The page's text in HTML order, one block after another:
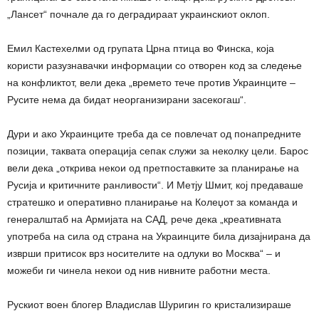
„Лансет“ почнале да го деградираат украинскиот оклоп.
Емил Кастехелми од групата Црна птица во Финска, која
користи разузнавачки информации со отворен код за следење
на конфликтот, вели дека „времето тече против Украинците –
Русите нема да бидат неорганизирани засекогаш“.
Дури и ако Украинците треба да се повлечат од понапредните
позиции, таквата операција сепак служи за неколку цели. Барос
вели дека „открива некои од претпоставките за планирање на
Русија и критичните ранливости“. И Метју Шмит, кој предаваше
стратешко и оперативно планирање на Колеџот за команда и
генералштаб на Армијата на САД, рече дека „креативната
употреба на сила од страна на Украинците била дизајнирана да
изврши притисок врз носителите на одлуки во Москва“ – и
можеби ги чинела некои од нив нивните работни места.
Рускиот воен блогер Владислав Шуригин го кристализираше